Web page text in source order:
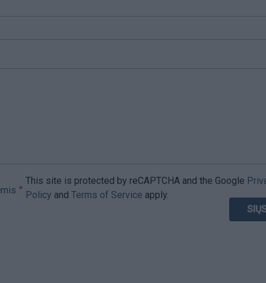
This site is protected by reCAPTCHA and the Google
Policy and Terms of Service apply.